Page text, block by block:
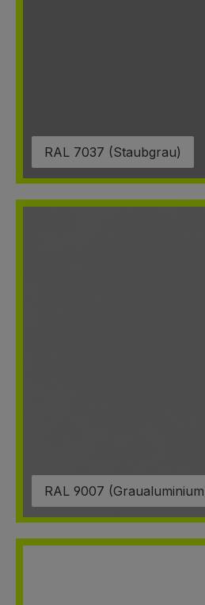
RAL 7037 (Staubgrau)
RAL 9007